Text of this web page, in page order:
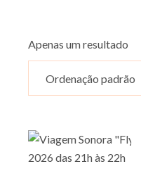
Apenas um resultado